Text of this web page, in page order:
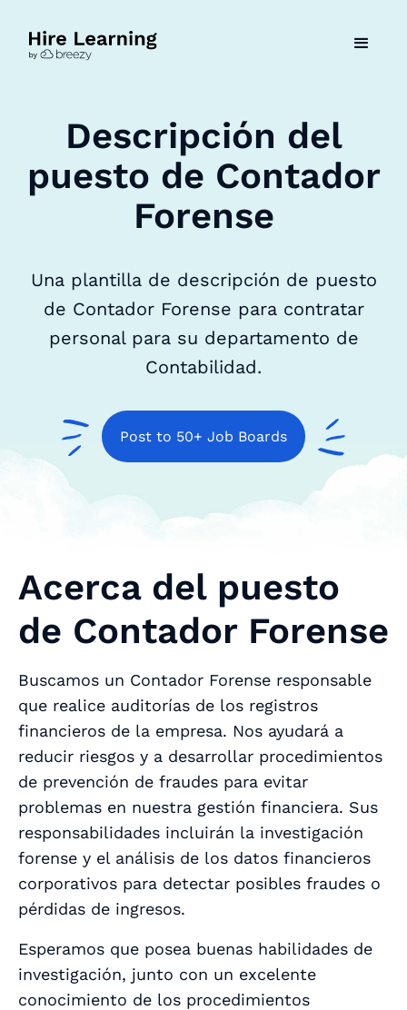
Descripción del
puesto de Contador
Forense
Una plantilla de descripción de puesto
de Contador Forense para contratar
personal para su departamento de
Contabilidad.
Post to 50+ Job Boards
Acerca del puesto
de Contador Forense
Buscamos un Contador Forense responsable
que realice auditorías de los registros
financieros de la empresa. Nos ayudará a
reducir riesgos y a desarrollar procedimientos
de prevención de fraudes para evitar
problemas en nuestra gestión financiera. Sus
responsabilidades incluirán la investigación
forense y el análisis de los datos financieros
corporativos para detectar posibles fraudes o
pérdidas de ingresos.
Esperamos que posea buenas habilidades de
investigación, junto con un excelente
conocimiento de los procedimientos